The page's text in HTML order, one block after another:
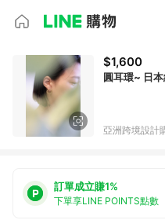
$1,600
圓耳環~ 日
亞洲跨境設計
訂單成立賺1%
下單享LINE POINTS點數